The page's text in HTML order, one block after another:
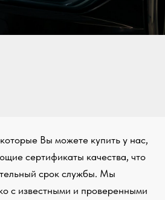
Вы можете купить у нас,
сертификаты качества, что
срок службы. Мы
с известными и проверенными